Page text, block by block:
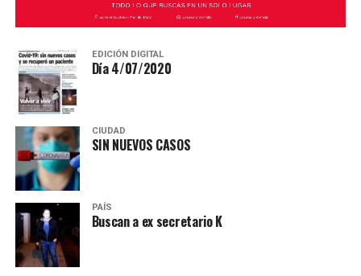
EDICIÓN DIGITAL
Día 4/07/2020
CIUDAD
SIN NUEVOS CASOS
PAÍS
Buscan a ex secretario K